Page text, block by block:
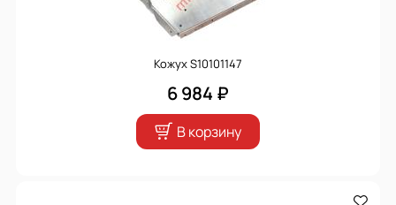
Кожух S10101147
6 984 ₽
В корзину